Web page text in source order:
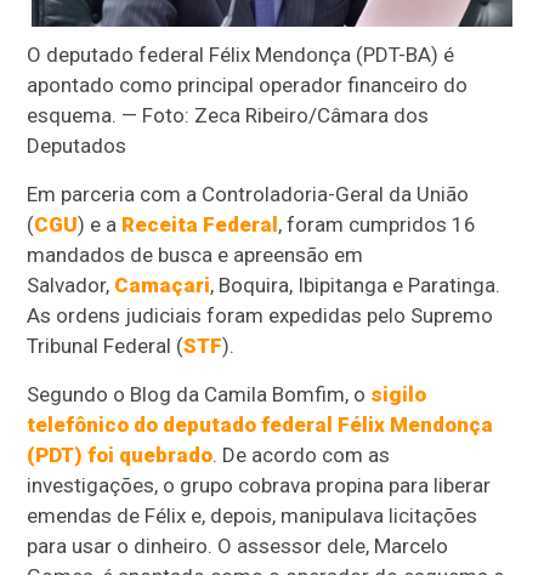
O deputado federal Félix Mendonça (PDT-BA) é
apontado como principal operador financeiro do
esquema. — Foto: Zeca Ribeiro/Câmara dos
Deputados
Em parceria com a Controladoria-Geral da União
(CGU) e a Receita Federal, foram cumpridos 16
mandados de busca e apreensão em
Salvador, Camaçari, Boquira, Ibipitanga e Paratinga.
As ordens judiciais foram expedidas pelo Supremo
Tribunal Federal (STF).
Segundo o Blog da Camila Bomfim, o sigilo
telefônico do deputado federal Félix Mendonça
(PDT) foi quebrado. De acordo com as
investigações, o grupo cobrava propina para liberar
emendas de Félix e, depois, manipulava licitações
para usar o dinheiro. O assessor dele, Marcelo